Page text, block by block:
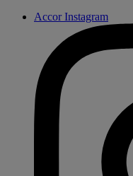
Accor Instagram